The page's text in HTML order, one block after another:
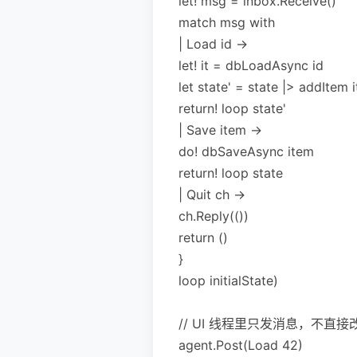
match msg with
| Load id ->
let! it = dbLoadAsync id
let state' = state |> addItem
return! loop state'
| Save item ->
do! dbSaveAsync item
return! loop state
| Quit ch ->
ch.Reply(())
return ()
}
loop initialState)
// UI 线程里只发消息，不直接
agent.Post(Load 42)